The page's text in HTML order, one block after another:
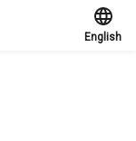
English